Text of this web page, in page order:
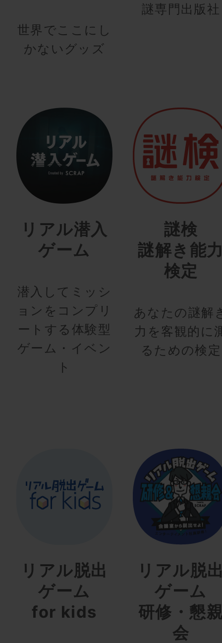
世界でここにし
かないグッズ
謎専門出版社
リアル潜入
ゲーム
潜入してミッシ
ョンをコンプリ
ートする体験型
ゲーム・イベン
ト
謎検
謎解き能
検定
あなたの謎解
力を客観的に
るための検定
リアル脱出
ゲーム
for kids
リアル脱
ゲーム
研修・懇
会